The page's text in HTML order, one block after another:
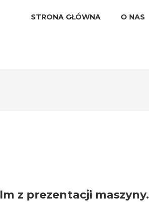
STRONA GŁÓWNA O NAS
z prezentacji maszyny.